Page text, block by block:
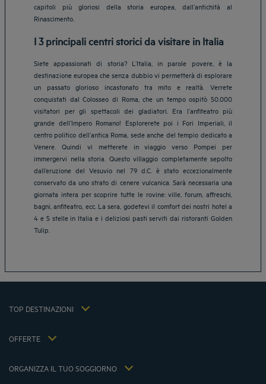
capitoli più gloriosi della storia europea, dall’antichità al
Rinascimento.
I 3 principali centri storici da visitare in Italia
Siete appassionati di storia? L’Italia, in parole povere, è la
destinazione europea che senza dubbio vi permetterà di esplorare
un passato glorioso incastonato tra mito e realtà. Verrete
conquistati dal Colosseo di Roma, che un tempo ospitò 50.000
visitatori per gli spettacoli dei gladiatori. Era l’anfiteatro più
grande dell’Impero Romano! Esplorerete poi i Fori Imperiali, il
centro politico dell’antica Roma, sede anche del tempio dedicato a
Venere. Quindi vi metterete in viaggio verso Pompei per
immergervi nella storia. Questo villaggio completamente sepolto
dall’eruzione del Vesuvio nel 79 d.C. è stato eccezionalmente
conservato da uno strato di cenere vulcanica. Sarà necessaria una
giornata intera per scoprire tutte le rovine: ville, forum, affreschi,
bagni, anfiteatro, ecc. La sera, godetevi il comfort dei nostri hotel a
4 e 5 stelle in Italia e i deliziosi pasti serviti dai ristoranti Golden
Tulip.
TOP DESTINAZIONI
Hotels Aix-les-Bains
Hotels Marseille
Hotels Strasbourg
Hotels Bordeaux
Hotels Pornic
Hotels Bangkok
Hotels Saint-Malo
OFFERTE
Offerta di viaggio con colazione inclusa
ORGANIZZA IL TUO SOGGIORNO
riunioni ed eventi
Avviso legale
politica sulla privacy
termini e condizioni Flavours Instant Benefit
politica fiscale 2023